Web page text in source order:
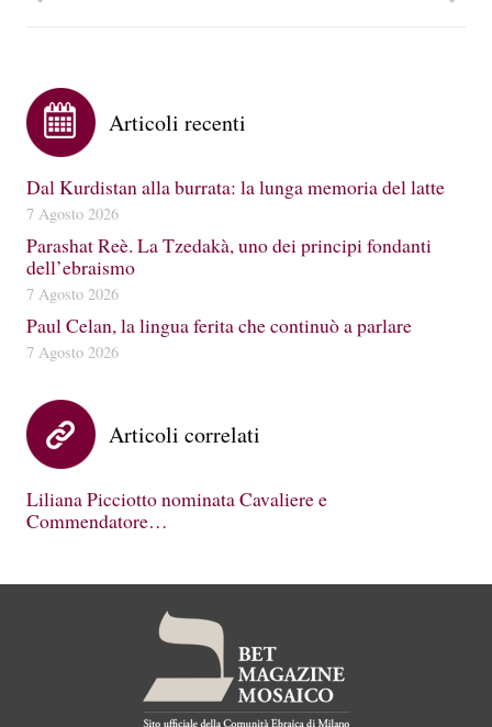
Articoli recenti
Dal Kurdistan alla burrata: la lunga memoria del latte
7 Agosto 2026
Parashat Reè. La Tzedakà, uno dei principi fondanti
dell’ebraismo
7 Agosto 2026
Paul Celan, la lingua ferita che continuò a parlare
7 Agosto 2026
Articoli correlati
Liliana Picciotto nominata Cavaliere e
Commendatore…